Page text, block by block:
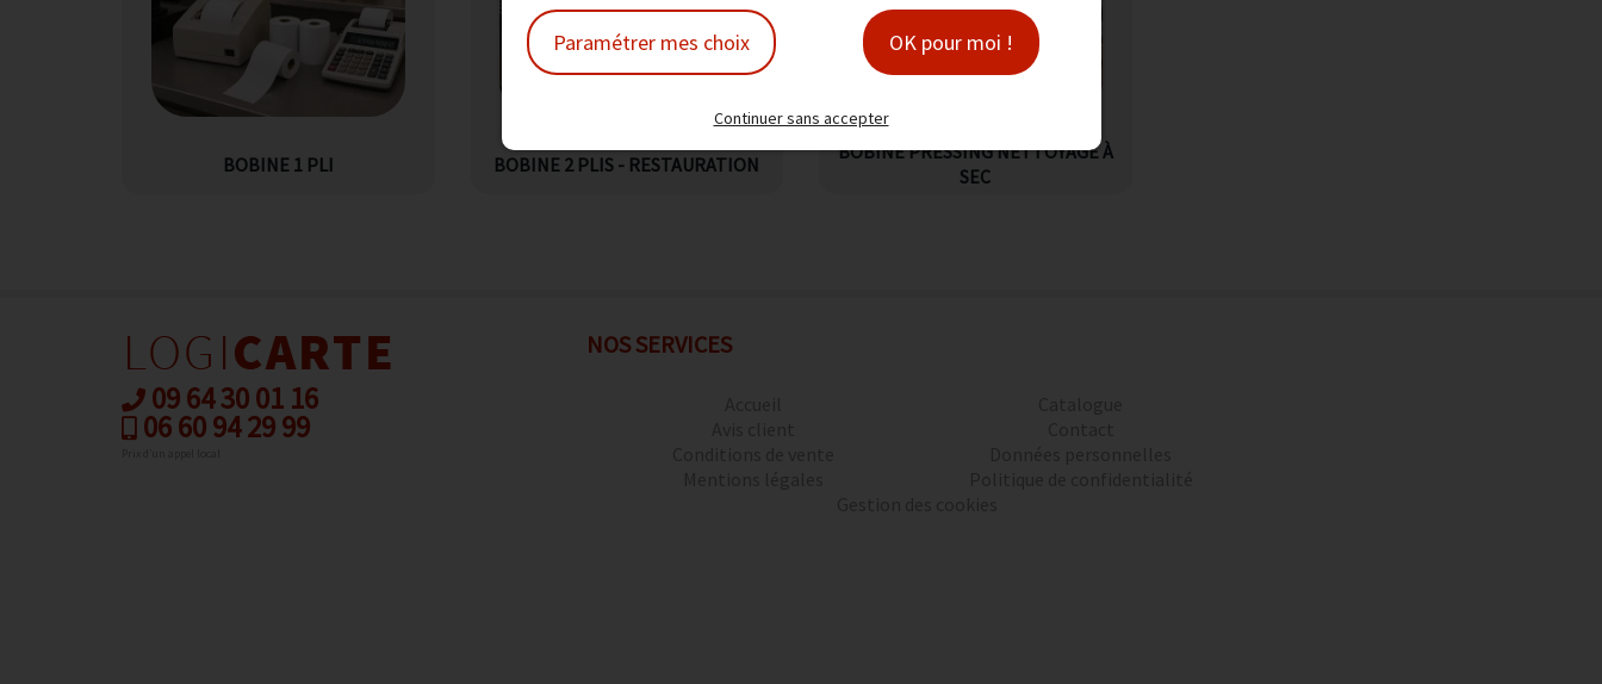
BOBINE 1 PLI BOBINE 2 PLIS - RESTAURATION
BOBINE PRESSING NETTOYAGE À
SEC
09 64 30 01 16
06 60 94 29 99
NOS SERVICES
Paramétrer mes choix OK pour moi !
Continuer sans accepter